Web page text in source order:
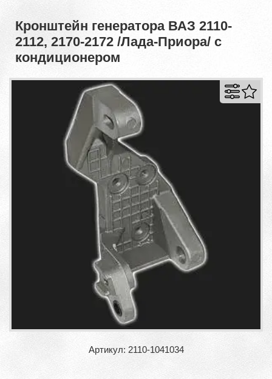
Кронштейн генератора ВАЗ 2110-
2112, 2170-2172 /Лада-Приора/ с
кондиционером
Артикул: 2110-1041034